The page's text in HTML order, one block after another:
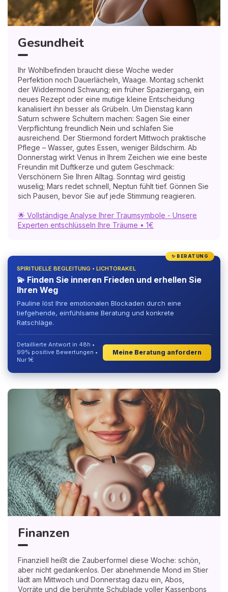
Gesundheit
Ihr Wohlbefinden braucht diese Woche weder
Perfektion noch Dauerlächeln, Waage. Montag schenkt
der Widdermond Schwung; ein früher Spaziergang, ein
neues Rezept oder eine mutige kleine Entscheidung
kanalisiert ihn besser als Grübeln. Um Dienstag kann
Saturn schwere Schultern machen: Sagen Sie einer
Verpflichtung freundlich Nein und schlafen Sie
ausreichend. Der Stiermond fordert Mittwoch praktische
Pflege – Wasser, gutes Essen, weniger Bildschirm. Ab
Donnerstag wirkt Venus in Ihrem Zeichen wie eine beste
Freundin mit Duftkerze und gutem Geschmack:
Verschönern Sie Ihren Alltag. Sonntag wird geistig
wuselig; Mars redet schnell, Neptun fühlt tief. Gönnen Sie
sich Pausen, bevor Sie auf jede Stimmung reagieren.
🌟 Vollständige Analyse Ihrer Traumsymbole - Unsere
Experten entschlüsseln Ihre Träume • 1€
✨ BERATUNG
SPIRITUELLE BEGLEITUNG • LICHTORAKEL
💫 Finden Sie inneren Frieden und erhellen Sie
Ihren Weg
Pauline löst Ihre emotionalen Blockaden durch eine
tiefgehende, einfühlsame Beratung und konkrete
Ratschläge.
Detaillierte Antwort in 48h •
99% positive Bewertungen •
Nur 1€
Meine Beratung anfordern
Finanzen
Finanziell heißt die Zauberformel diese Woche: schön,
aber nicht gedankenlos. Der abnehmende Mond im Stier
lädt am Mittwoch und Donnerstag dazu ein, Abos,
Vorräte und die berühmte Schublade voller Kassenbons